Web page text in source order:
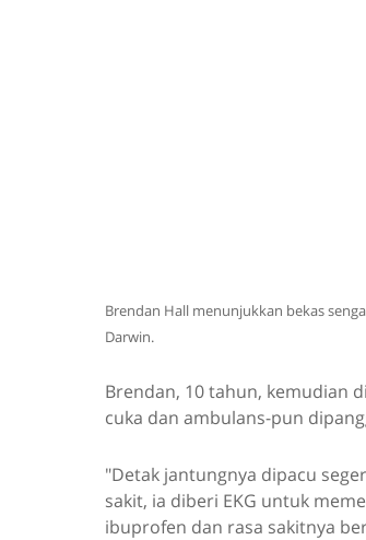
Brendan Hall menunjukkan bekas
Darwin.
Brendan, 10 tahun, kemudian
cuka dan ambulans-pun
"Detak jantungnya dipacu
sakit, ia diberi EKG untuk
ibuprofen dan rasa sakitnya